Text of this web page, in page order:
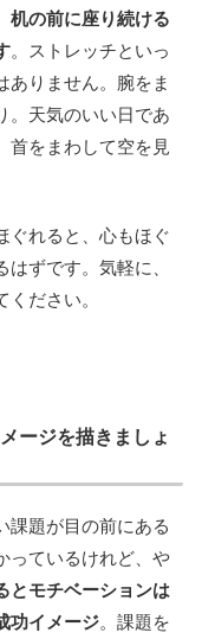
机の前に座り続ける
。ストレッチといっ
ありません。腕をま
。天気のいい日であ
首をまわして空を見
ぐれると、心もほぐ
ずです。気軽に、
ださい。
ージを描きましょ
課題が目の前にある
っているけれど、や
とモチベーションは
功イメージ。課題を